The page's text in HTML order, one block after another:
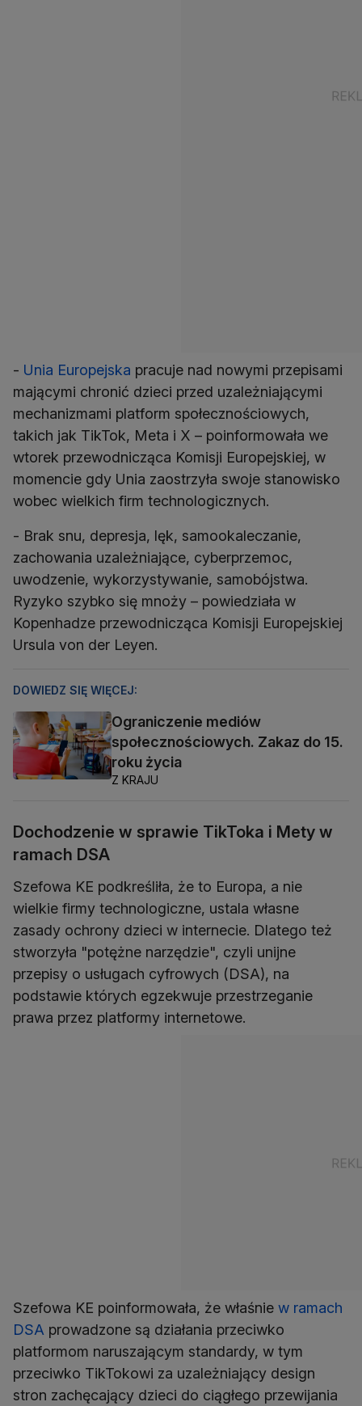
- Unia Europejska pracuje nad nowymi przepisami
mającymi chronić dzieci przed uzależniającymi
mechanizmami platform społecznościowych,
takich jak TikTok, Meta i X – poinformowała we
wtorek przewodnicząca Komisji Europejskiej, w
momencie gdy Unia zaostrzyła swoje stanowisko
wobec wielkich firm technologicznych.
- Brak snu, depresja, lęk, samookaleczanie,
zachowania uzależniające, cyberprzemoc,
uwodzenie, wykorzystywanie, samobójstwa.
Ryzyko szybko się mnoży – powiedziała w
Kopenhadze przewodnicząca Komisji Europejskiej
Ursula von der Leyen.
DOWIEDZ SIĘ WIĘCEJ:
Ograniczenie mediów
społecznościowych. Zakaz do 15.
roku życia
Z KRAJU
Dochodzenie w sprawie TikToka i Mety w
ramach DSA
Szefowa KE podkreśliła, że to Europa, a nie
wielkie firmy technologiczne, ustala własne
zasady ochrony dzieci w internecie. Dlatego też
stworzyła "potężne narzędzie", czyli unijne
przepisy o usługach cyfrowych (DSA), na
podstawie których egzekwuje przestrzeganie
prawa przez platformy internetowe.
Szefowa KE poinformowała, że właśnie w ramach
DSA prowadzone są działania przeciwko
platformom naruszającym standardy, w tym
przeciwko TikTokowi za uzależniający design
stron zachęcający dzieci do ciągłego przewijania